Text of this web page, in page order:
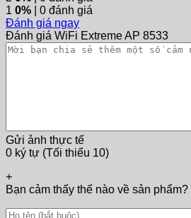
1 0% | 0 đánh giá
Đánh giá ngay
Đánh giá WiFi Extreme AP 8533
Gửi ảnh thực tế
0 ký tự (Tối thiểu 10)
+
Bạn cảm thấy thế nào về sản